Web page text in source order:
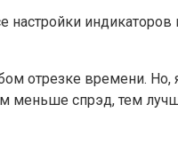
отрезке времени.
меньше спрэд, тем